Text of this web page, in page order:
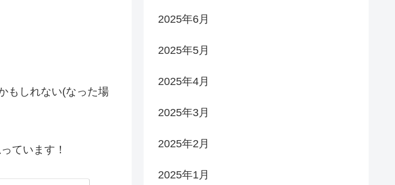
もしれない(なった場
ています！
2025年6月
2025年5月
2025年4月
2025年3月
2025年2月
2025年1月